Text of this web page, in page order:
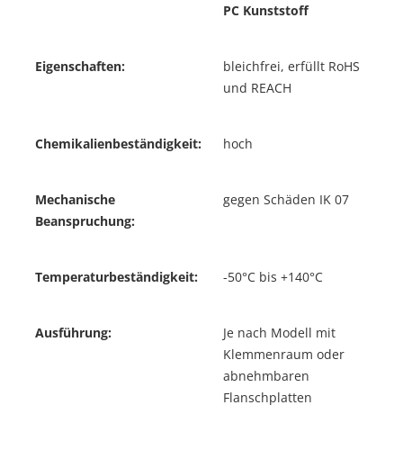
PC Kunststoff
Eigenschaften:
bleichfrei, erfüllt RoHS
und REACH
Chemikalienbeständigkeit: hoch
Mechanische
Beanspruchung:
gegen Schäden IK 07
Temperaturbeständigkeit: -50°C bis +140°C
Ausführung:
Je nach Modell mit
Klemmenraum oder
abnehmbaren
Flanschplatten